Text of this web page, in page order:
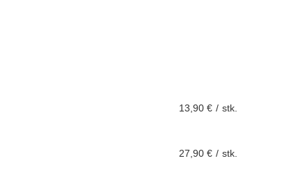
13,90 € / stk.
27,90 € / stk.